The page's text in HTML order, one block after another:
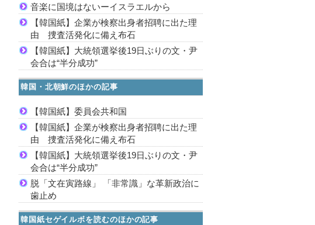
音楽に国境はないーイスラエルから
【韓国紙】企業が検察出身者招聘に出た理
由 捜査活発化に備え布石
【韓国紙】大統領選挙後19日ぶりの文・尹
会合は“半分成功”
韓国・北朝鮮のほかの記事
【韓国紙】委員会共和国
【韓国紙】企業が検察出身者招聘に出た理
由 捜査活発化に備え布石
【韓国紙】大統領選挙後19日ぶりの文・尹
会合は“半分成功”
脱「文在寅路線」 「非常識」な革新政治に
歯止め
韓国紙セゲイルボを読むのほかの記事